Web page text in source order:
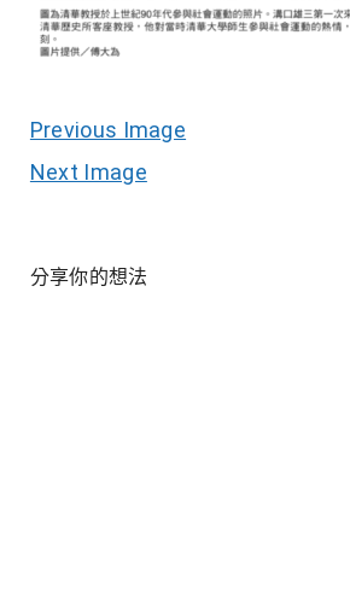
Previous Image
Next Image
分享你的想法